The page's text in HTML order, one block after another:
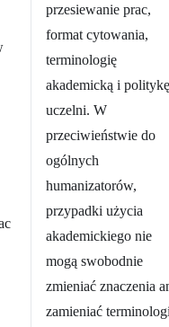
przesiewanie prac,
format cytowania,
terminologię
akademicką i politykę
uczelni. W
przeciwieństwie do
ogólnych
humanizatorów,
przypadki użycia
akademickiego nie
mogą swobodnie
zmieniać znaczenia
zamieniać